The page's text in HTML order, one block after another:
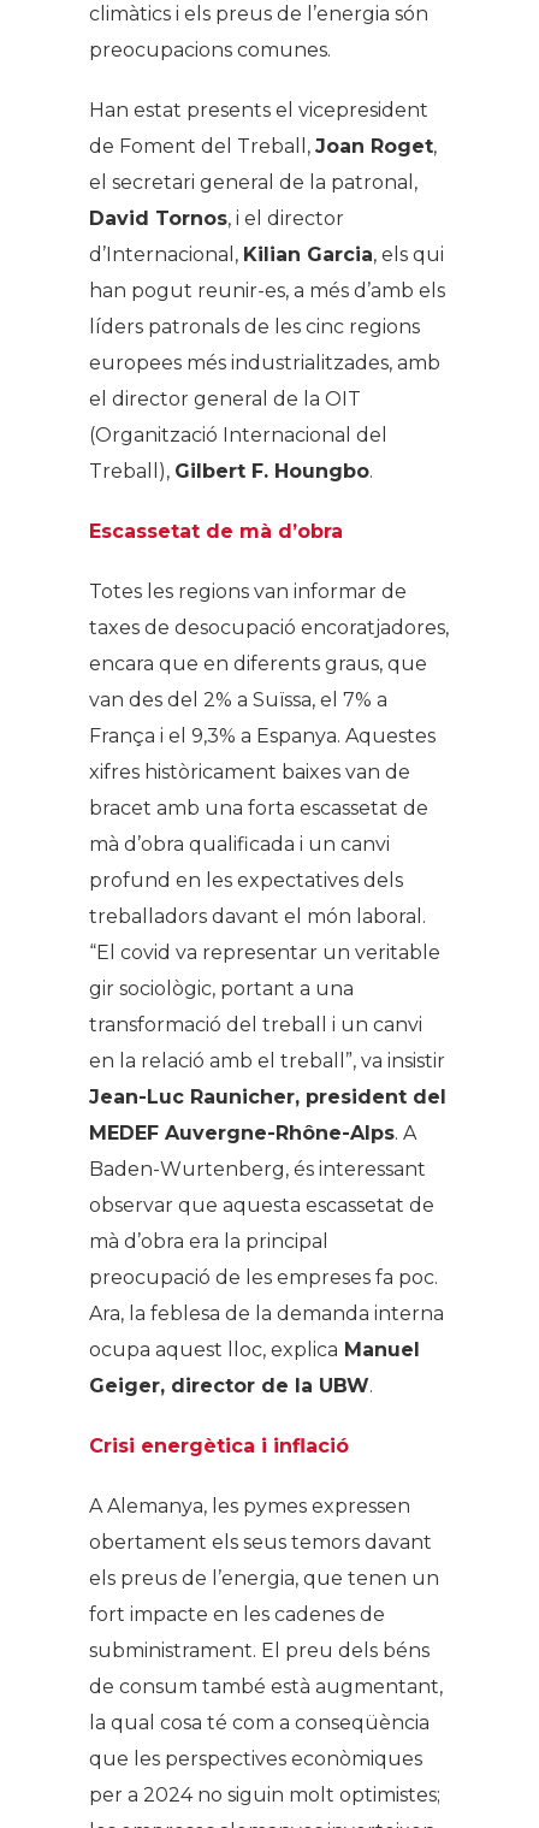
climàtics i els preus de l’energia són
preocupacions comunes.
Han estat presents el vicepresident
de Foment del Treball, Joan Roget,
el secretari general de la patronal,
David Tornos, i el director
d’Internacional, Kilian Garcia, els qui
han pogut reunir-es, a més d’amb els
líders patronals de les cinc regions
europees més industrialitzades, amb
el director general de la OIT
(Organització Internacional del
Treball), Gilbert F. Houngbo.
Escassetat de mà d’obra
Totes les regions van informar de
taxes de desocupació encoratjadores,
encara que en diferents graus, que
van des del 2% a Suïssa, el 7% a
França i el 9,3% a Espanya. Aquestes
xifres històricament baixes van de
bracet amb una forta escassetat de
mà d’obra qualificada i un canvi
profund en les expectatives dels
treballadors davant el món laboral.
“El covid va representar un veritable
gir sociològic, portant a una
transformació del treball i un canvi
en la relació amb el treball”, va insistir
Jean-Luc Raunicher, president del
MEDEF Auvergne-Rhône-Alps. A
Baden-Wurtenberg, és interessant
observar que aquesta escassetat de
mà d’obra era la principal
preocupació de les empreses fa poc.
Ara, la feblesa de la demanda interna
ocupa aquest lloc, explica Manuel
Geiger, director de la UBW.
Crisi energètica i inflació
A Alemanya, les pymes expressen
obertament els seus temors davant
els preus de l’energia, que tenen un
fort impacte en les cadenes de
subministrament. El preu dels béns
de consum també està augmentant,
la qual cosa té com a conseqüència
que les perspectives econòmiques
per a 2024 no siguin molt optimistes;